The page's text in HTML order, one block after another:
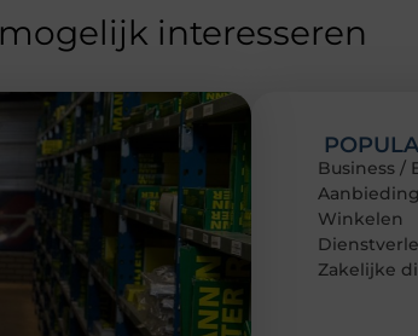
interesseren
Business /
Winkelen
Zakelijke